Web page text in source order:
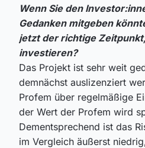
Wenn Sie den
Gedanken mitgeben
jetzt der richtige
investieren?
Das Projekt ist sehr weit
demnächst auslizenziert
Profem über regelmäßige
der Wert der Profem wird
Dementsprechend ist das
im Vergleich äußerst